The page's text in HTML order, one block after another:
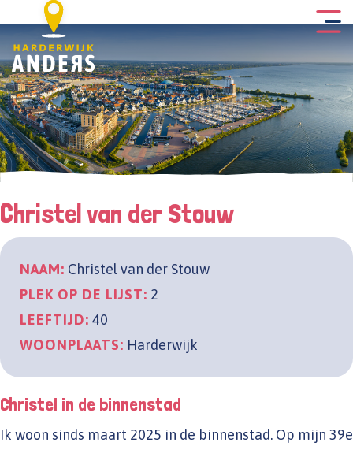
Christel van der Stouw
NAAM: Christel van der Stouw
PLEK OP DE LIJST: 2
LEEFTIJD: 40
WOONPLAATS: Harderwijk
Christel in de binnenstad
Ik woon sinds maart 2025 in de binnenstad. Op mijn 39e